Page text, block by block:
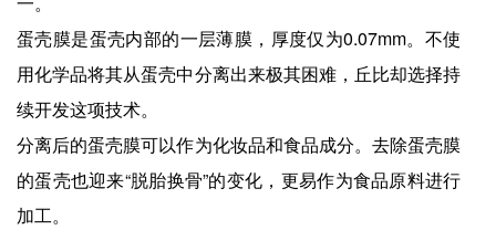
蛋壳膜是蛋壳内部的一层薄膜，厚度仅为0.07mm。不使
用化学品将其从蛋壳中分离出来极其困难，丘比却选择持
续开发这项技术。
分离后的蛋壳膜可以作为化妆品和食品成分。去除蛋壳膜
的蛋壳也迎来“脱胎换骨”的变化，更易作为食品原料进行
加工。